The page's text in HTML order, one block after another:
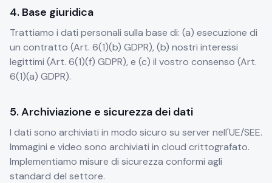
4. Base giuridica
Trattiamo i dati personali sulla base di: (a) esecuzione di
un contratto (Art. 6(1)(b) GDPR), (b) nostri interessi
legittimi (Art. 6(1)(f) GDPR), e (c) il vostro consenso (Art.
6(1)(a) GDPR).
5. Archiviazione e sicurezza dei dati
I dati sono archiviati in modo sicuro su server nell'UE/SEE.
Immagini e video sono archiviati in cloud crittografato.
Implementiamo misure di sicurezza conformi agli
standard del settore.